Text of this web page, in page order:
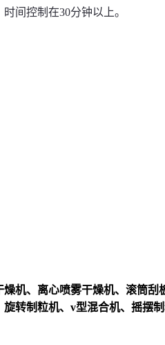
间控制在30分钟以上。
机、离心喷雾干燥机、滚筒刮
转制粒机、v型混合机、摇摆